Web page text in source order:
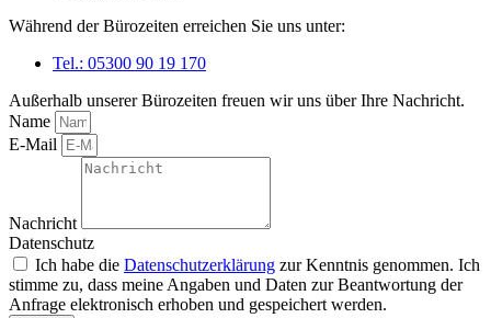
Während der Bürozeiten erreichen Sie uns unter:
Tel.: 05300 90 19 170
Außerhalb unserer Bürozeiten freuen wir uns über Ihre Nachricht.
Name
E-Mail
Nachricht
Datenschutz
Ich habe die Datenschutzerklärung zur Kenntnis genommen. Ich
stimme zu, dass meine Angaben und Daten zur Beantwortung der
Anfrage elektronisch erhoben und gespeichert werden.